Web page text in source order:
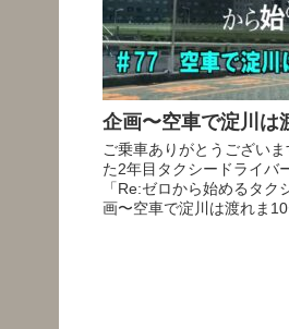
企画〜空車で淀川は
ご乗車ありがとうござい
た2年目タクシードライバ
「Re:ゼロから始めるタ
画〜空車で淀川は渡れま10